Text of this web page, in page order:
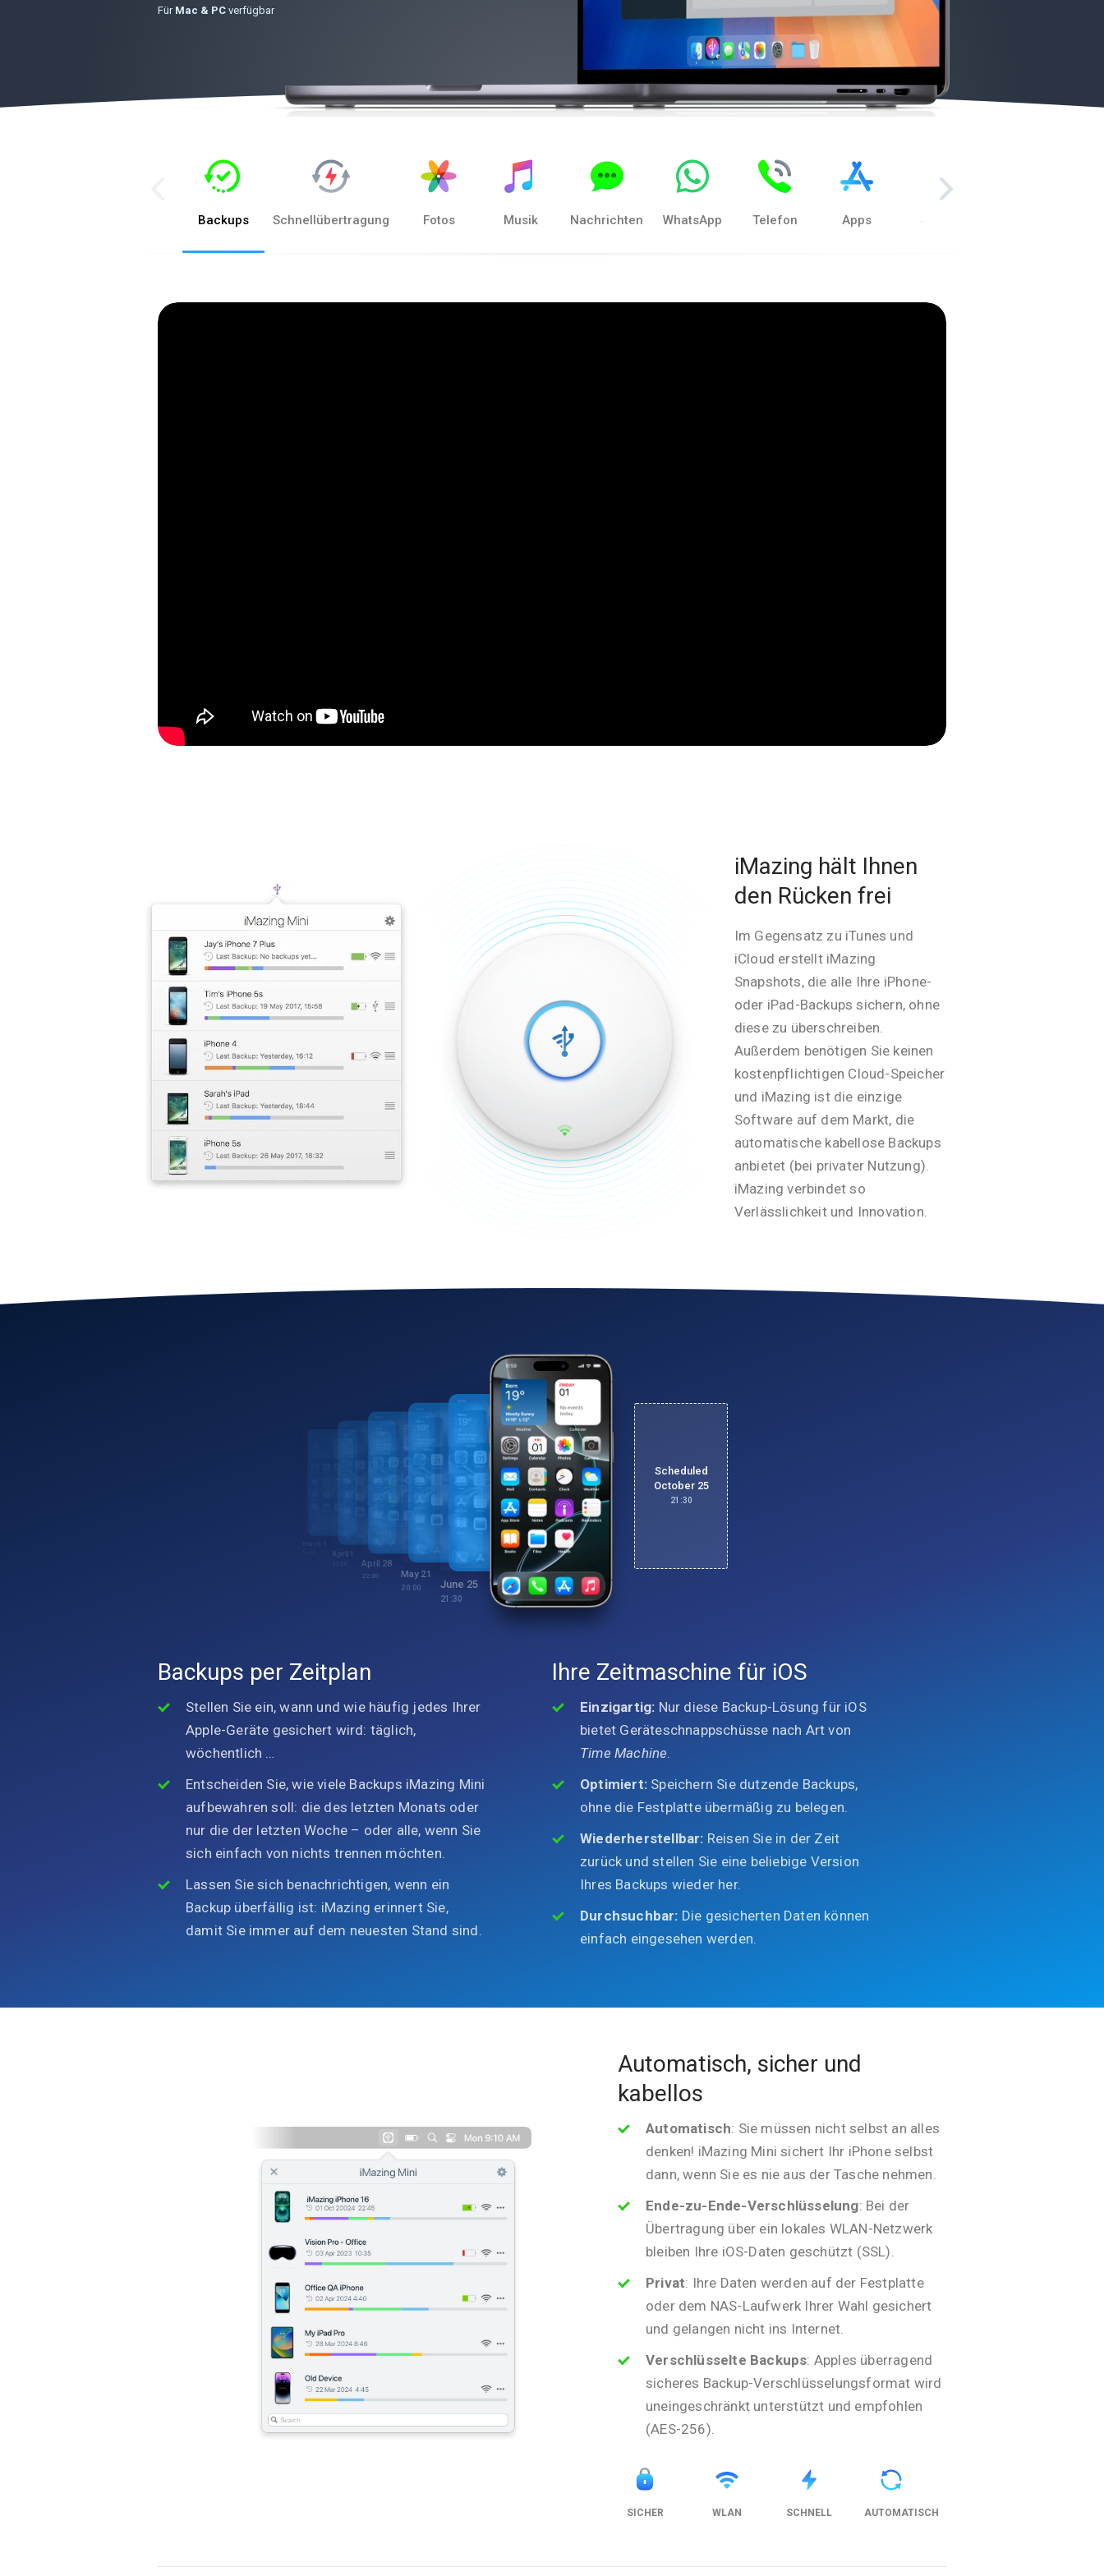
Für Mac & PC verfügbar
Backups Schnellübertragung Fotos Musik Nachrichten WhatsApp Telefon Apps Safari
iMazing hält Ihnen
den Rücken frei
Im Gegensatz zu iTunes und
iCloud erstellt iMazing
Snapshots, die alle Ihre iPhone-
oder iPad-Backups sichern, ohne
diese zu überschreiben.
Außerdem benötigen Sie keinen
kostenpflichtigen Cloud-Speicher
und iMazing ist die einzige
Software auf dem Markt, die
automatische kabellose Backups
anbietet (bei privater Nutzung).
iMazing verbindet so
Verlässlichkeit und Innovation.
April 1
April 28
22:30 May 21
20:00 June 25
21:30
Scheduled
October 25
21:30
Backups per Zeitplan
Stellen Sie ein, wann und wie häufig jedes Ihrer
Apple-Geräte gesichert wird: täglich,
wöchentlich …
Entscheiden Sie, wie viele Backups iMazing Mini
aufbewahren soll: die des letzten Monats oder
nur die der letzten Woche – oder alle, wenn Sie
sich einfach von nichts trennen möchten.
Lassen Sie sich benachrichtigen, wenn ein
Backup überfällig ist: iMazing erinnert Sie,
damit Sie immer auf dem neuesten Stand sind.
Ihre Zeitmaschine für iOS
Einzigartig: Nur diese Backup-Lösung für iOS
bietet Geräteschnappschüsse nach Art von
Time Machine.
Optimiert:Speichern Sie dutzende Backups,
ohne die Festplatte übermäßig zu belegen.
Wiederherstellbar: Reisen Sie in der Zeit
zurück und stellen Sie eine beliebige Version
Ihres Backups wieder her.
Durchsuchbar: Die gesicherten Daten können
einfach eingesehen werden.
Automatisch, sicher und
kabellos
Automatisch: Sie müssen nicht selbst an alles
denken! iMazing Mini sichert Ihr iPhone selbst
dann, wenn Sie es nie aus der Tasche nehmen.
Ende-zu-Ende-Verschlüsselung: Bei der
Übertragung über ein lokales WLAN-Netzwerk
bleiben Ihre iOS-Daten geschützt (SSL).
Privat: Ihre Daten werden auf der Festplatte
oder dem NAS-Laufwerk Ihrer Wahl gesichert
und gelangen nicht ins Internet.
Verschlüsselte Backups: Apples überragend
sicheres Backup-Verschlüsselungsformat wird
uneingeschränkt unterstützt und empfohlen
(AES-256).
SICHER WLAN SCHNELL AUTOMATISCH